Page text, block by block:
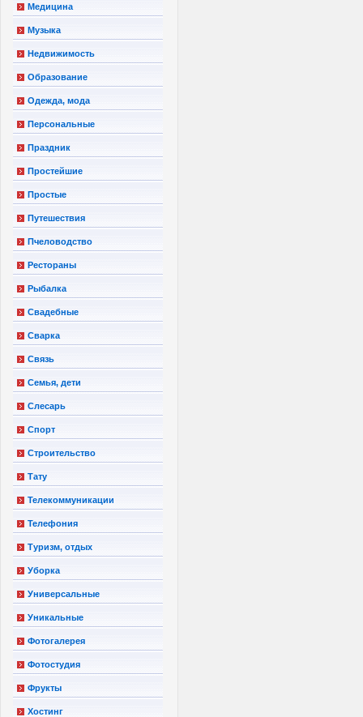
Медицина
Музыка
Недвижимость
Образование
Одежда, мода
Персональные
Праздник
Простейшие
Простые
Путешествия
Пчеловодство
Рестораны
Рыбалка
Свадебные
Сварка
Связь
Семья, дети
Слесарь
Спорт
Строительство
Тату
Телекоммуникации
Телефония
Туризм, отдых
Уборка
Универсальные
Уникальные
Фотогалерея
Фотостудия
Фрукты
Хостинг